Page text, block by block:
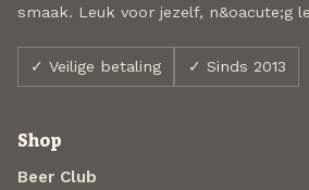
smaak. Leuk voor jezelf, n&oacute;g
✓ Veilige betaling ✓ Sinds 2013
Shop
Beer Club